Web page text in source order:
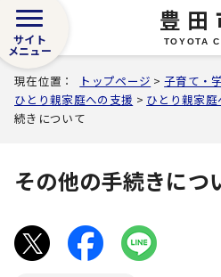
豊田
TOYOTA
サイト
メニュー
現在位置： トップページ >子育て・
ひとり親家庭への支援 > ひとり親家
続きについて
その他の手続きにつ